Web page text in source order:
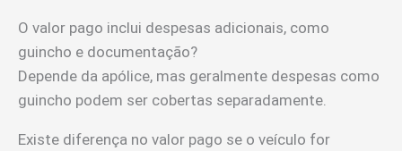
O valor pago inclui despesas adicionais, como
guincho e documentação?
Depende da apólice, mas geralmente despesas como
guincho podem ser cobertas separadamente.
Existe diferença no valor pago se o veículo for